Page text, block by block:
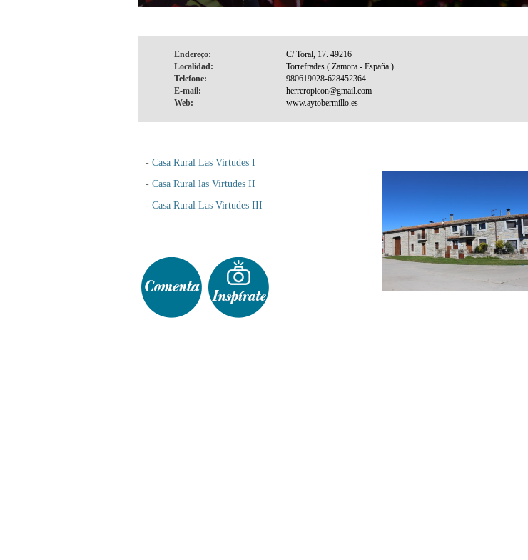
Endereço:
Localidad:
Telefone:
E-mail:
Web:
- Casa Rural Las Virtudes I
- Casa Rural las Virtudes II
- Casa Rural Las Virtudes III